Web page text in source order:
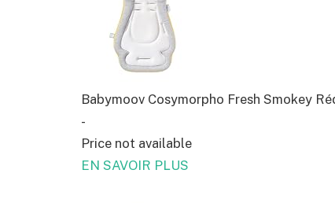
Babymoov Cosymorpho Fresh Smokey
-
Price not available
EN SAVOIR PLUS